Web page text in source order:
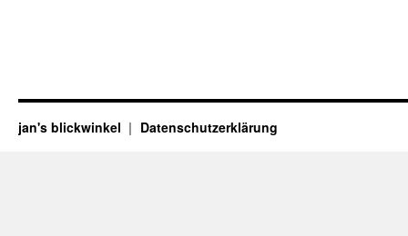
jan's blickwinkel Datenschutzerklärung